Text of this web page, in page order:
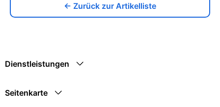
← Zurück zur Artikelliste
Dienstleistungen
Seitenkarte